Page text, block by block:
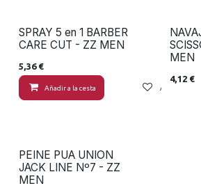
SPRAY 5 en 1 BARBER
CARE CUT - ZZ MEN
5,36€
Añadir a la cesta Añadir a lista
MEN
4,12€
PEINE PUA UNION
JACK LINE Nº7 - ZZ
MEN